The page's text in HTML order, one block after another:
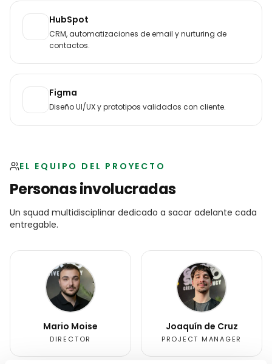
HubSpot
CRM, automatizaciones de email y nurturing de
contactos.
Figma
Diseño UI/UX y prototipos validados con cliente.
EL EQUIPO DEL PROYECTO
Personas involucradas
Un squad multidisciplinar dedicado a sacar adelante cada
entregable.
Mario Moise
DIRECTOR
Joaquín de Cruz
PROJECT MANAGER